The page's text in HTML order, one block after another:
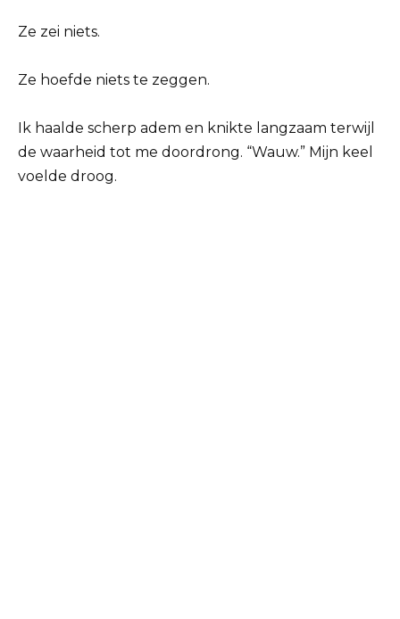
Ze zei niets.
Ze hoefde niets te zeggen.
Ik haalde scherp adem en knikte langzaam terwijl
de waarheid tot me doordrong. “Wauw.” Mijn keel
voelde droog.